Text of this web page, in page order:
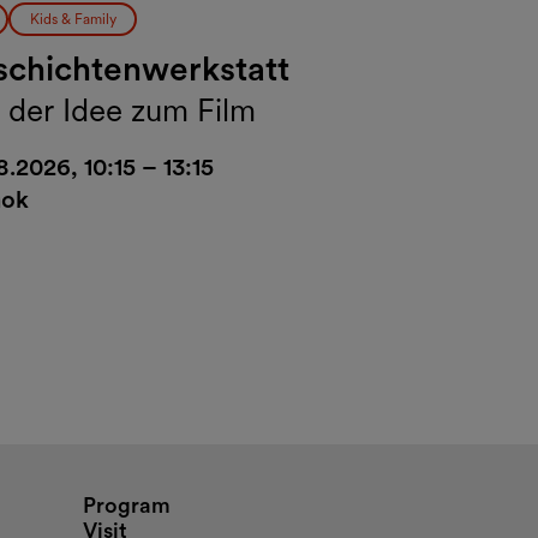
Kids & Family
der Idee zum Film
10:15 – 13:15
opening hours
Program
Visit